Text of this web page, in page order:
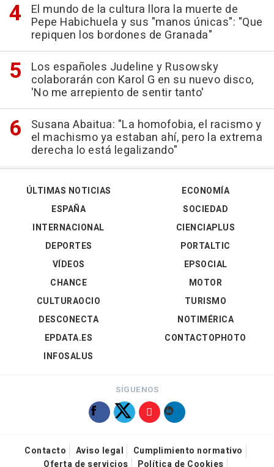
El mundo de la cultura llora la muerte de
Pepe Habichuela y sus "manos únicas": "Que
repiquen los bordones de Granada"
Los españoles Judeline y Rusowsky
colaborarán con Karol G en su nuevo disco,
'No me arrepiento de sentir tanto'
Susana Abaitua: "La homofobia, el racismo y
el machismo ya estaban ahí, pero la extrema
derecha lo está legalizando"
ÚLTIMAS NOTICIAS
ESPAÑA
INTERNACIONAL
DEPORTES
VÍDEOS
ECONOMÍA
SOCIEDAD
CIENCIAPLUS
PORTALTIC
EPSOCIAL
CHANCE
CULTURAOCIO
DESCONECTA
EPDATA.ES
INFOSALUS
MOTOR
TURISMO
NOTIMÉRICA
CONTACTOPHOTO
SÍGUENOS
Contacto Aviso legal
Cumplimiento normativo
Oferta de servicios
Política de Cookies